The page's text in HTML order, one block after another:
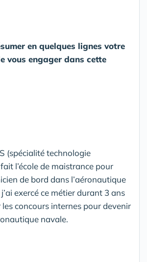
en quelques lignes votre
vous engager dans cette
(spécialité technologie
l’école de maistrance pour
de bord dans l’aéronautique
exercé ce métier durant 3 ans
concours internes pour devenir
navale.